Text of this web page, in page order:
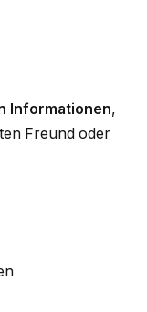
Informationen,
Freund oder